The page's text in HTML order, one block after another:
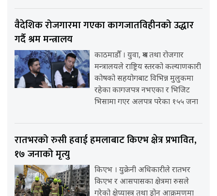
वैदेशिक रोजगारमा गएका कागजातविहीनको उद्धार
गर्दै श्रम मन्त्रालय
काठमाडौँ । युवा, श्रम तथा रोजगार
मन्त्रालयले राष्ट्रिय स्तरको कल्याणकारी
कोषको सहयोगबाट विभिन्न मुलुकमा
रहेका कागजपत्र नभएका र भिजिट
भिसामा गएर अलपत्र परेका १५५ जना
रातभरको रुसी हवाई हमलाबाट किएभ क्षेत्र प्रभावित,
१७ जनाको मृत्यु
किएभ । युक्रेनी अधिकारीले रातभर
किएभ र आसपासका क्षेत्रमा रुसले